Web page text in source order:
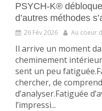
PSYCH-K®
d’autres méthodes
26 Fév 2026 Au coeur
Il arrive un moment
cheminement intérieur
sent un peu
chercher, de
d’analyser.Fatiguée
l’impressi...